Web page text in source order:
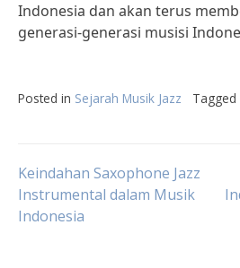
Indonesia dan akan terus
generasi-generasi musisi
Posted in Sejarah Musik Jazz Tagged
Post
navigation
Keindahan Saxophone Jazz
Instrumental dalam Musik
Indonesia